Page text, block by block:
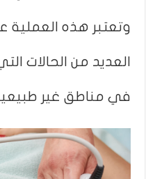
وتعتبر هذه العملية
العديد من الحالات
في مناطق غير طبيعية